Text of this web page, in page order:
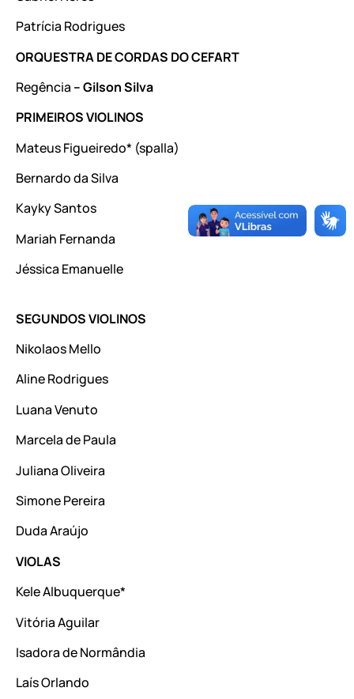
Patrícia Rodrigues
ORQUESTRA DE CORDAS DO CEFART
Regência – Gilson Silva
PRIMEIROS VIOLINOS
Mateus Figueiredo* (spalla)
Bernardo da Silva
Kayky Santos
Mariah Fernanda
Jéssica Emanuelle
SEGUNDOS VIOLINOS
Nikolaos Mello
Aline Rodrigues
Luana Venuto
Marcela de Paula
Juliana Oliveira
Simone Pereira
Duda Araújo
VIOLAS
Kele Albuquerque*
Vitória Aguilar
Isadora de Normândia
Laís Orlando